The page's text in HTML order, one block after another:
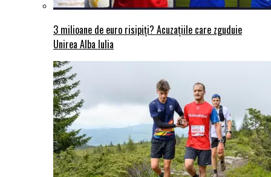
3 milioane de euro risipiți? Acuzațiile care zguduie
Unirea Alba Iulia